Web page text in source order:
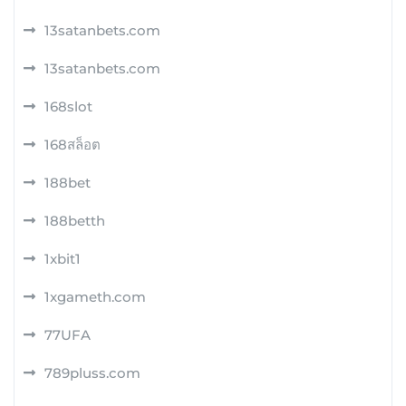
13satanbets.com
13satanbets.com
168slot
168สล็อต
188bet
188betth
1xbit1
1xgameth.com
77UFA
789pluss.com